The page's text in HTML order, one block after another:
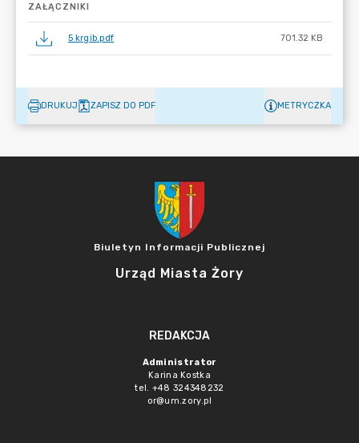
ZAŁĄCZNIKI
5 krgib.pdf 701.32 KB
DRUKUJ ZAPISZ DO PDF METRYCZKA
Biuletyn Informacji Publicznej
Urząd Miasta Żory
REDAKCJA
Administrator
Karina Kostka
tel. +48 324348232
or@um.zory.pl